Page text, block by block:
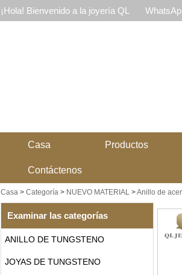
¡Hola! Bienvenido a la joyería QL
Casa Productos
Contáctenos
Casa> Categoría> NUEVO MATERIAL>Anillo de
Examinar las categorías
ANILLO DE TUNGSTENO
JOYAS DE TUNGSTENO